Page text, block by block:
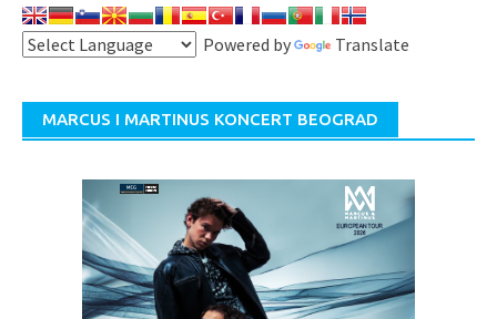
Powered by Translate
MARCUS I MARTINUS KONCERT BEOGRAD